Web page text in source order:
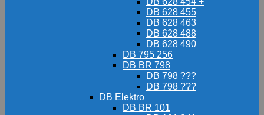
DB 628 455
DB 628 463
DB 628 488
DB 628 490
DB 795 256
DB BR 798
DB 798 ???
DB 798 ???
DB Elektro
DB BR 101